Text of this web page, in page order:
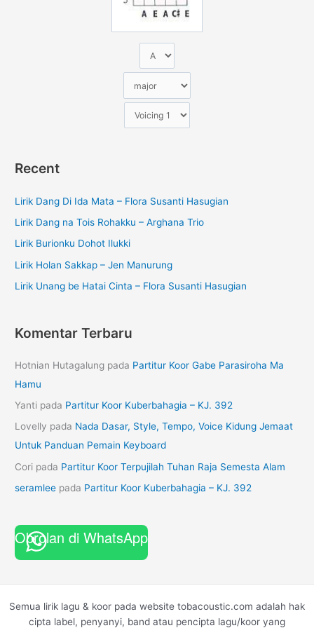
Recent
Lirik Dang Di Ida Mata – Flora Susanti Hasugian
Lirik Dang na Tois Rohakku – Arghana Trio
Lirik Burionku Dohot Ilukki
Lirik Holan Sakkap – Jen Manurung
Lirik Unang be Hatai Cinta – Flora Susanti Hasugian
Komentar Terbaru
Hotnian Hutagalung pada Partitur Koor Gabe Parasiroha Ma
Hamu
Yanti pada Partitur Koor Kuberbahagia – KJ. 392
Lovelly pada Nada Dasar, Style, Tempo, Voice Kidung Jemaat
Untuk Panduan Pemain Keyboard
Cori pada Partitur Koor Terpujilah Tuhan Raja Semesta Alam
seramlee pada Partitur Koor Kuberbahagia – KJ. 392
Obrolan di WhatsApp
Semua lirik lagu & koor pada website tobacoustic.com adalah hak
cipta label, penyanyi, band atau pencipta lagu/koor yang